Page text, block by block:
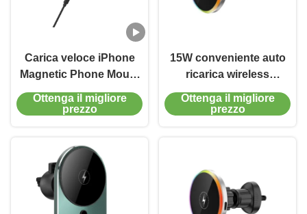
Carica veloce iPhone
Magnetic Phone Mount
Wireless Mobile Holder
per auto
Ottenga il migliore
prezzo
15W conveniente auto
ricarica wireless
montatura telefono auto
con luce ambientale
Ottenga il migliore
prezzo